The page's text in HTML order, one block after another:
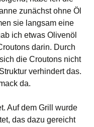
zunächst ohne Öl
sie langsam eine
ich etwas Olivenöl
darin. Durch
die Croutons nicht
verhindert das.
da.
Auf dem Grill wurde
das dazu gereicht